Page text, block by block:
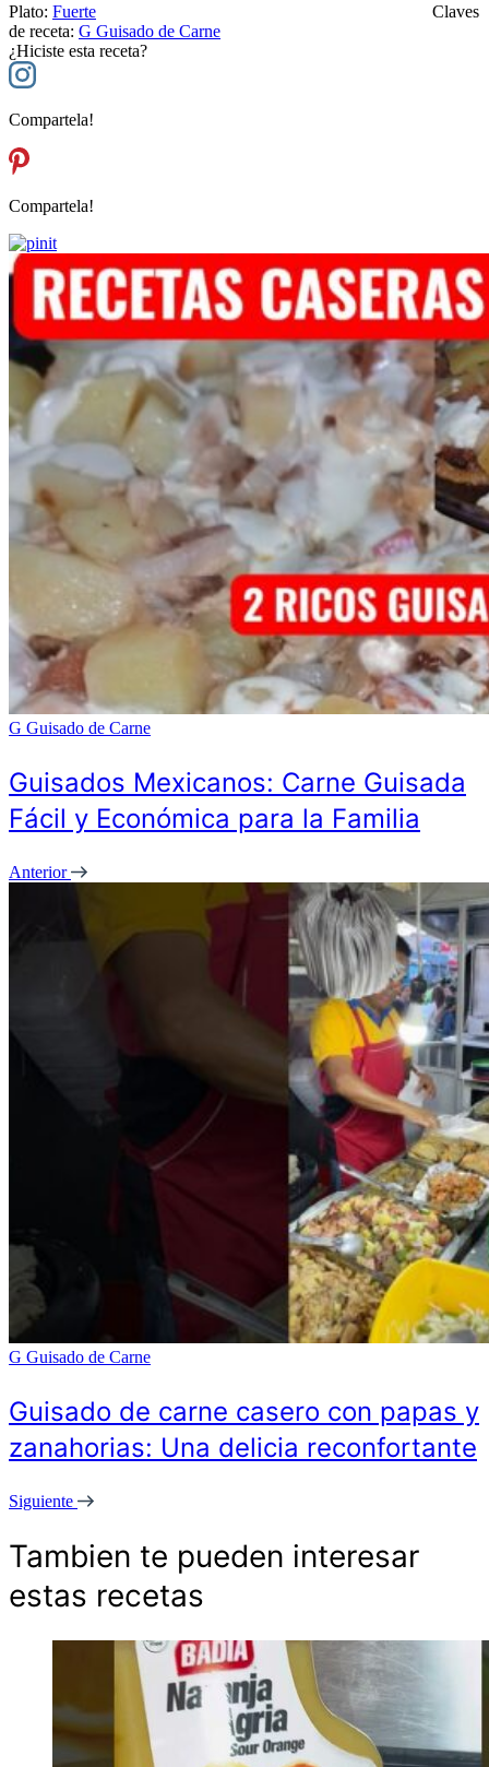
Plato: Fuerte
Claves
de receta: G Guisado de Carne
¿Hiciste esta receta?
Compartela!
Compartela!
G Guisado de Carne
Guisados Mexicanos: Carne Guisada
Fácil y Económica para la Familia
Anterior
G Guisado de Carne
Guisado de carne casero con papas y
zanahorias: Una delicia reconfortante
Siguiente
Tambien te pueden interesar
estas recetas